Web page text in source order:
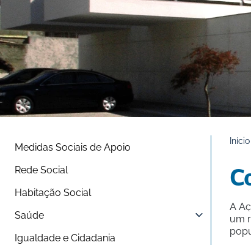
Medidas Sociais de Apoio
Rede Social
Habitação Social
Saúde
Igualdade e Cidadania
Início
A
um